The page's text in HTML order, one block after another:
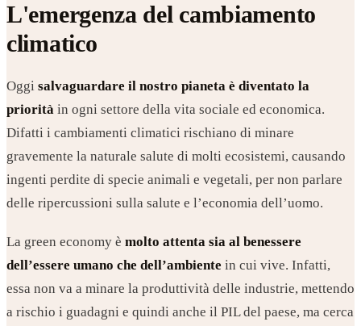
L'emergenza del cambiamento
climatico
Oggi salvaguardare il nostro pianeta è diventato la
priorità in ogni settore della vita sociale ed economica.
Difatti i cambiamenti climatici rischiano di minare
gravemente la naturale salute di molti ecosistemi, causando
ingenti perdite di specie animali e vegetali, per non parlare
delle ripercussioni sulla salute e l’economia dell’uomo.
La green economy è molto attenta sia al benessere
dell’essere umano che dell’ambiente in cui vive. Infatti,
essa non va a minare la produttività delle industrie, mettendo
a rischio i guadagni e quindi anche il PIL del paese, ma cerca